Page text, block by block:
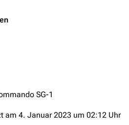
SG-1
am 4. Januar 2023 um 02:12 Uhr